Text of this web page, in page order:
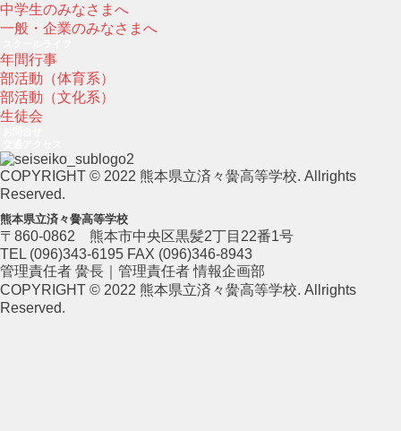
中学生のみなさまへ
一般・企業のみなさまへ
年間行事
部活動（体育系）
部活動（文化系）
生徒会
COPYRIGHT © 2022 熊本県立済々黌高等学校. Allrights
Reserved.
熊本県立済々黌高等学校
〒860-0862 熊本市中央区黒髪2丁目22番1号
TEL (096)343-6195 FAX (096)346-8943
管理責任者 黌長｜管理責任者 情報企画部
COPYRIGHT © 2022 熊本県立済々黌高等学校. Allrights
Reserved.